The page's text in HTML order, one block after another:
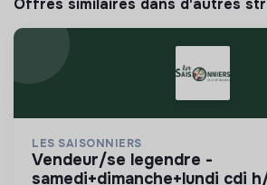
Offres similaires dans d'autres
LES SAISONNIERS
vendeur/se legendre -
samedi+dimanche+lundi cdi